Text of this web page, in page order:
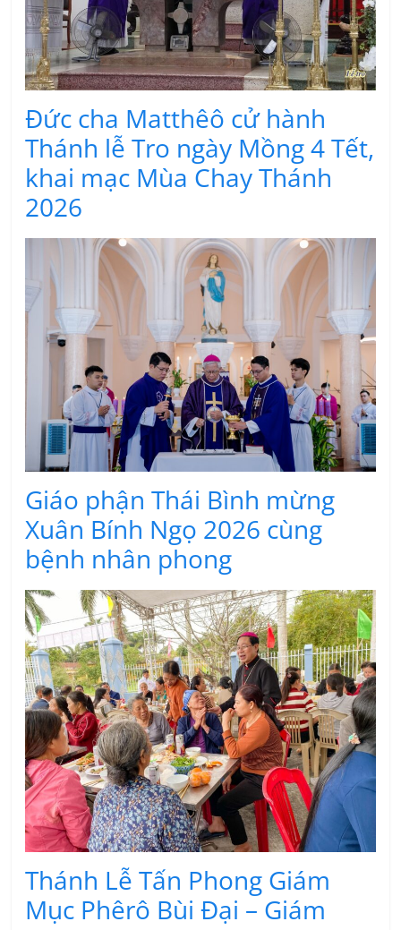
Đức cha Matthêô cử hành
Thánh lễ Tro ngày Mồng 4 Tết,
khai mạc Mùa Chay Thánh
2026
Giáo phận Thái Bình mừng
Xuân Bính Ngọ 2026 cùng
bệnh nhân phong
Thánh Lễ Tấn Phong Giám
Mục Phêrô Bùi Đại – Giám